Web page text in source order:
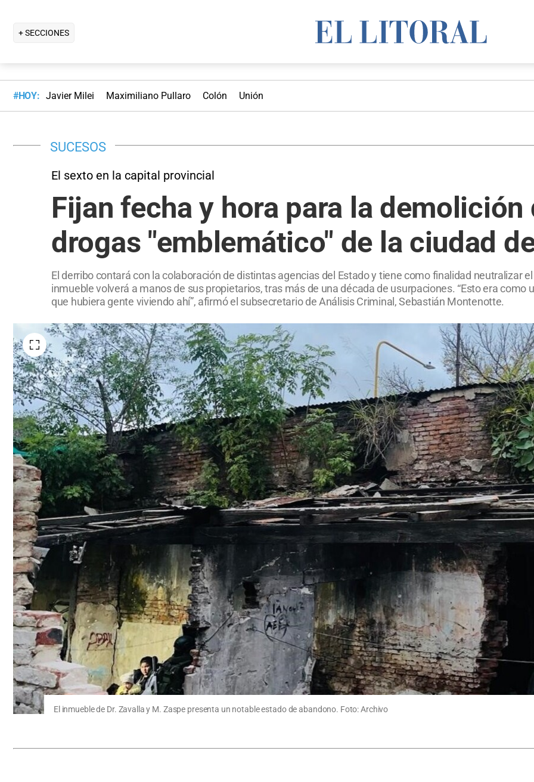
+ SECCIONES
#HOY: Javier Milei Maximiliano Pullaro Colón Unión
SUCESOS
El sexto en la capital provincial
Fijan fecha y hora para la demolición
drogas "emblemático" de la ciudad
El derribo contará con la colaboración de distintas agencias del Estado y tiene como finalidad neutralizar
inmueble volverá a manos de sus propietarios, tras más de una década de usurpaciones. “Esto era como
que hubiera gente viviendo ahí”, afirmó el subsecretario de Análisis Criminal, Sebastián Montenotte.
El inmueble de Dr. Zavalla y M. Zaspe presenta un notable estado de abandono. Foto: Archivo